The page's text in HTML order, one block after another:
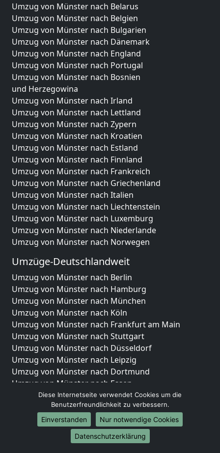
Umzug von Münster nach Belarus
Umzug von Münster nach Belgien
Umzug von Münster nach Bulgarien
Umzug von Münster nach Dänemark
Umzug von Münster nach England
Umzug von Münster nach Portugal
Umzug von Münster nach Bosnien
und Herzegowina
Umzug von Münster nach Irland
Umzug von Münster nach Lettland
Umzug von Münster nach Zypern
Umzug von Münster nach Kroatien
Umzug von Münster nach Estland
Umzug von Münster nach Finnland
Umzug von Münster nach Frankreich
Umzug von Münster nach Griechenland
Umzug von Münster nach Italien
Umzug von Münster nach Liechtenstein
Umzug von Münster nach Luxemburg
Umzug von Münster nach Niederlande
Umzug von Münster nach Norwegen
Umzüge-Deutschlandweit
Umzug von Münster nach Berlin
Umzug von Münster nach Hamburg
Umzug von Münster nach München
Umzug von Münster nach Köln
Umzug von Münster nach Frankfurt am Main
Umzug von Münster nach Stuttgart
Umzug von Münster nach Düsseldorf
Umzug von Münster nach Leipzig
Umzug von Münster nach Dortmund
Umzug von Münster nach Essen
Umzug von Münster nach Bremen
Umzug von Münster nach Dresden
Umzug von Münster nach Hannover
Umzug von Münster nach Nürnberg
Umzug von Münster nach Duisburg
Diese Internetseite verwendet Cookies um die
Benutzerfreundlichkeit zu verbessern.
Einverstanden
Nur notwendige Cookies
Datenschutzerklärung